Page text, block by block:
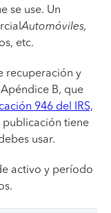
se use. Un
Automóviles,
etc.
recuperación y
B, que
946 del IRS,
publicación tiene
usar.
activo y período